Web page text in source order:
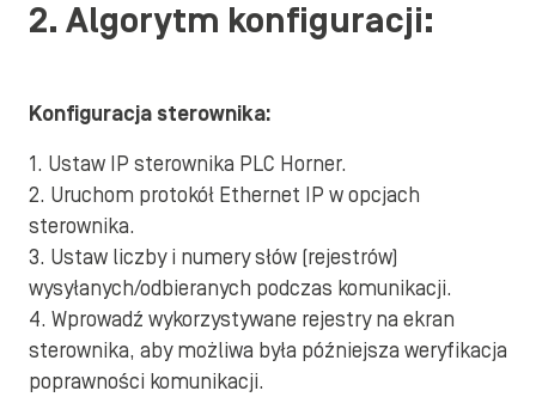
2. Algorytm konfiguracji:
Konfiguracja sterownika:
1. Ustaw IP sterownika PLC Horner.
2. Uruchom protokół Ethernet IP w opcjach
sterownika.
3. Ustaw liczby i numery słów (rejestrów)
wysyłanych/odbieranych podczas komunikacji.
4. Wprowadź wykorzystywane rejestry na ekran
sterownika, aby możliwa była późniejsza weryfikacja
poprawności komunikacji.